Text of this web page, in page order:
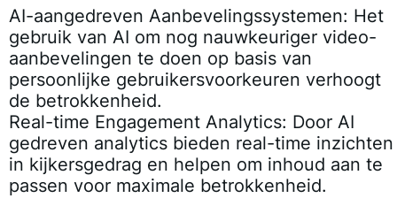
AI-aangedreven Aanbevelingssystemen: Het
gebruik van AI om nog nauwkeuriger video-
aanbevelingen te doen op basis van
persoonlijke gebruikersvoorkeuren verhoogt
de betrokkenheid.
Real-time Engagement Analytics: Door AI
gedreven analytics bieden real-time inzichten
in kijkersgedrag en helpen om inhoud aan te
passen voor maximale betrokkenheid.